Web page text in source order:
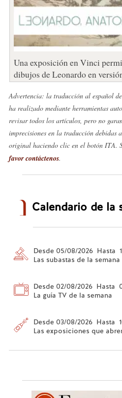
Una exposición en Vinci
dibujos de Leonardo en
Advertencia: la traducción al español
ha realizado mediante herramientas
revisar todos los artículos, pero no
imprecisiones en la traducción debidas
original haciendo clic en el botón ITA.
favor contáctenos.
Calendario de la
Desde 05/08/2026 Hasta
Las subastas de la semana
Desde 02/08/2026 Hasta
La guía TV de la semana
Desde 03/08/2026 Hasta
Las exposiciones que